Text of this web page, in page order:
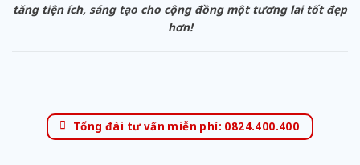
tăng tiện ích, sáng tạo cho cộng đồng một tương lai tốt đẹp
hơn!
Tổng đài tư vấn miễn phí: 0824.400.400